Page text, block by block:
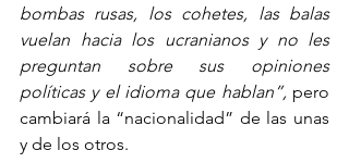
bombas rusas, los cohetes, las balas
vuelan hacia los ucranianos y no les
preguntan sobre sus opiniones
políticas y el idioma que hablan”, pero
cambiará la “nacionalidad” de las unas
y de los otros.